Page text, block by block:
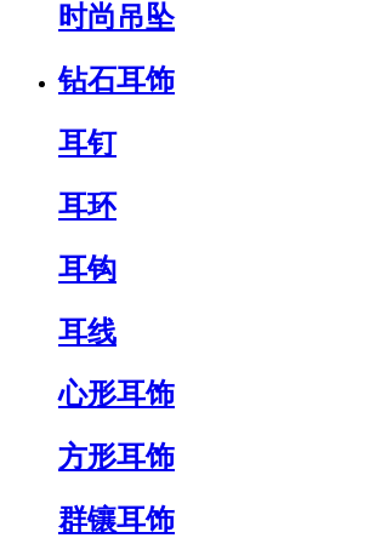
时尚吊坠
钻石耳饰
耳钉
耳环
耳钩
耳线
心形耳饰
方形耳饰
群镶耳饰